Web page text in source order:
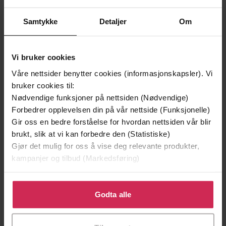
Samtykke Detaljer Om
Vi bruker cookies
Våre nettsider benytter cookies (informasjonskapsler). Vi
bruker cookies til:
Nødvendige funksjoner på nettsiden (Nødvendige)
Forbedrer opplevelsen din på vår nettside (Funksjonelle)
Gir oss en bedre forståelse for hvordan nettsiden vår blir
brukt, slik at vi kan forbedre den (Statistiske)
Gjør det mulig for oss å vise deg relevante produkter,
kampanjer og tilbud (Markedsføring)
Klikk på «Godta alle» for å gi oss ditt samtykke til å
bruke cookies for alle disse formålene. Du kan også
tilpasse ditt samtykke til spesifikke formål ved å klikke
Godta alle
249,-
Ingen
Pascal Engman
Skinndød